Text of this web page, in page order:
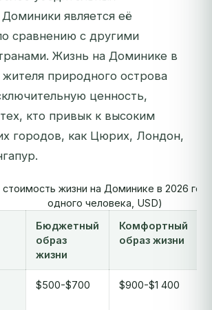
является её
сравнению с другими
Жизнь на Доминике в
жителя природного острова
ценность,
кто привык к высоким
городов, как Цюрих, Лондон,
жизни на Доминике в 2026
одного человека, USD)
Бюджетный
образ
жизни
Комфортный
образ жизни
$500-$700 $900-$1 400